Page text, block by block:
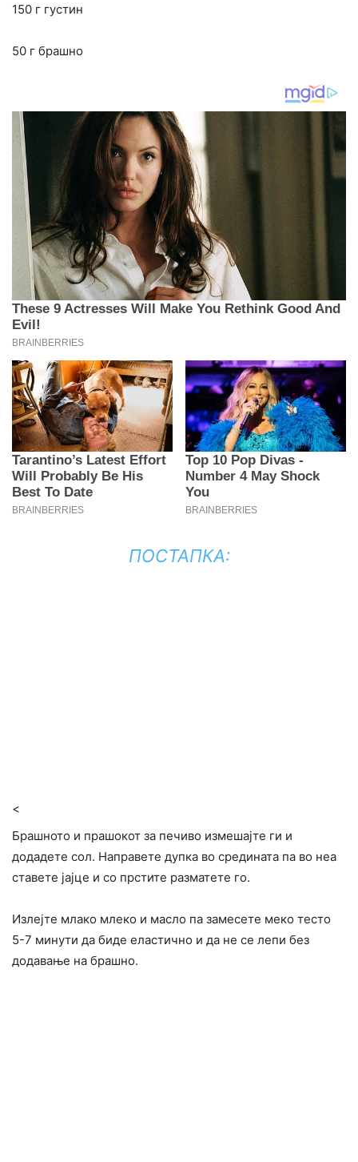
150 г густин
50 г брашно
ПОСТАПКА:
<
Брашното и прашокот за печиво измешајте ги и
додадете сол. Направете дупка во средината па во неа
ставете јајце и со прстите разматете го.
Излејте млако млеко и масло па замесете меко тесто
5-7 минути да биде еластично и да не се лепи без
додавање на брашно.